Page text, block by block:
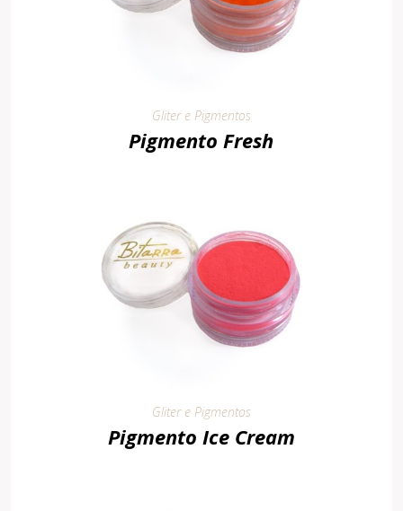
Gliter e Pigmentos
Pigmento Fresh
Gliter e Pigmentos
Pigmento Ice Cream